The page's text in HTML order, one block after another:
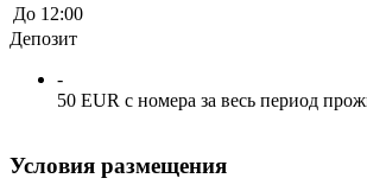
До 12:00
Депозит
-
50 EUR с номера за весь период
Условия размещения